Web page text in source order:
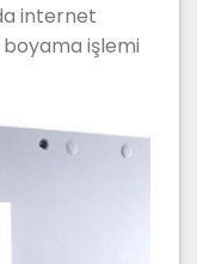
internet
boyama işlemi